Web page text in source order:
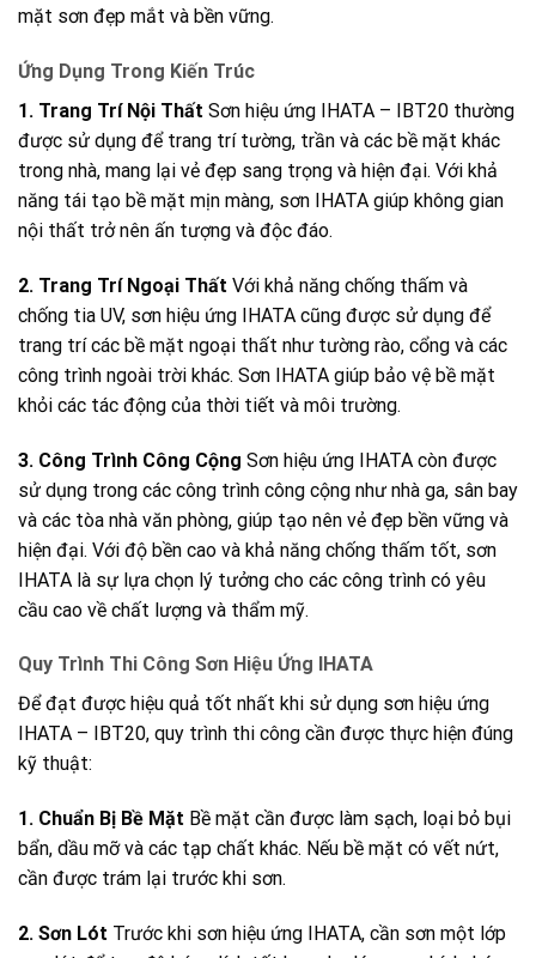
mặt sơn đẹp mắt và bền vững.
Ứng Dụng Trong Kiến Trúc
1. Trang Trí Nội Thất Sơn hiệu ứng IHATA – IBT20 thường
được sử dụng để trang trí tường, trần và các bề mặt khác
trong nhà, mang lại vẻ đẹp sang trọng và hiện đại. Với khả
năng tái tạo bề mặt mịn màng, sơn IHATA giúp không gian
nội thất trở nên ấn tượng và độc đáo.
2. Trang Trí Ngoại Thất Với khả năng chống thấm và
chống tia UV, sơn hiệu ứng IHATA cũng được sử dụng để
trang trí các bề mặt ngoại thất như tường rào, cổng và các
công trình ngoài trời khác. Sơn IHATA giúp bảo vệ bề mặt
khỏi các tác động của thời tiết và môi trường.
3. Công Trình Công Cộng Sơn hiệu ứng IHATA còn được
sử dụng trong các công trình công cộng như nhà ga, sân bay
và các tòa nhà văn phòng, giúp tạo nên vẻ đẹp bền vững và
hiện đại. Với độ bền cao và khả năng chống thấm tốt, sơn
IHATA là sự lựa chọn lý tưởng cho các công trình có yêu
cầu cao về chất lượng và thẩm mỹ.
Quy Trình Thi Công Sơn Hiệu Ứng IHATA
Để đạt được hiệu quả tốt nhất khi sử dụng sơn hiệu ứng
IHATA – IBT20, quy trình thi công cần được thực hiện đúng
kỹ thuật:
1. Chuẩn Bị Bề Mặt Bề mặt cần được làm sạch, loại bỏ bụi
bẩn, dầu mỡ và các tạp chất khác. Nếu bề mặt có vết nứt,
cần được trám lại trước khi sơn.
2. Sơn Lót Trước khi sơn hiệu ứng IHATA, cần sơn một lớp